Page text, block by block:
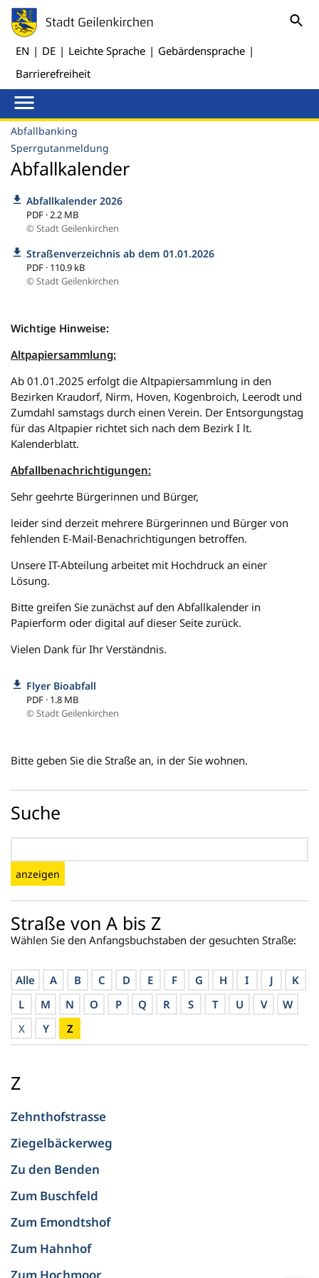
EN | DE | Leichte Sprache | Gebärdensprache |
Barrierefreiheit
Abfallbanking
Sperrgutanmeldung
Abfallkalender
Abfallkalender 2026
PDF · 2.2 MB
© Stadt Geilenkirchen
Straßenverzeichnis ab dem 01.01.2026
PDF · 110.9 kB
© Stadt Geilenkirchen
Wichtige Hinweise:
Altpapiersammlung:
Ab 01.01.2025 erfolgt die Altpapiersammlung in den
Bezirken Kraudorf, Nirm, Hoven, Kogenbroich, Leerodt und
Zumdahl samstags durch einen Verein. Der Entsorgungstag
für das Altpapier richtet sich nach dem Bezirk I lt.
Kalenderblatt.
Abfallbenachrichtigungen:
Sehr geehrte Bürgerinnen und Bürger,
leider sind derzeit mehrere Bürgerinnen und Bürger von
fehlenden E-Mail-Benachrichtigungen betroffen.
Unsere IT-Abteilung arbeitet mit Hochdruck an einer
Lösung.
Bitte greifen Sie zunächst auf den Abfallkalender in
Papierform oder digital auf dieser Seite zurück.
Vielen Dank für Ihr Verständnis.
Flyer Bioabfall
PDF · 1.8 MB
© Stadt Geilenkirchen
Bitte geben Sie die Straße an, in der Sie wohnen.
Suche
anzeigen
Straße von A bis Z
Wählen Sie den Anfangsbuchstaben der gesuchten Straße:
Alle A B C D E F G H I J
K
L
M N O P Q R S T U V
W
X
Y Z
Z
Zehnthofstrasse
Ziegelbäckerweg
Zu den Benden
Zum Buschfeld
Zum Emondtshof
Zum Hahnhof